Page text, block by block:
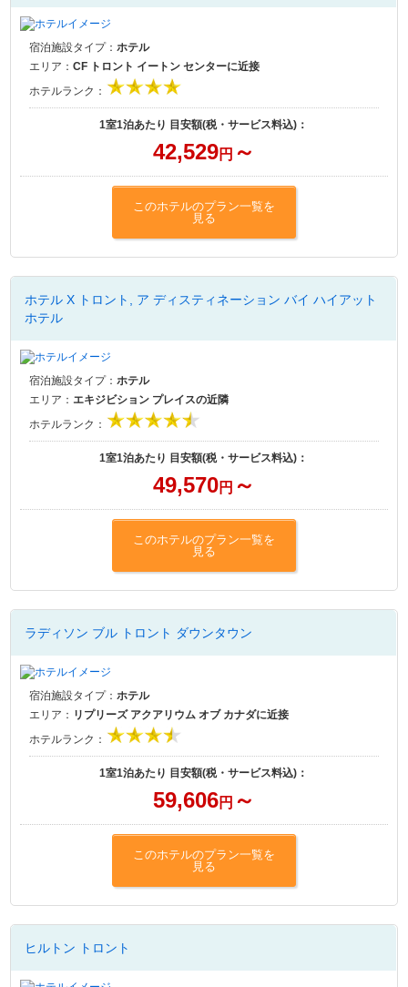
宿泊施設タイプ：ホテル
エリア：CF トロント イートン センターに近接
ホテルランク：
1室1泊あたり 目安額(税・サービス料込)：
42,529円 ～
このホテルのプラン一覧を
見る
ホテル X トロント, ア ディスティネーション バイ ハイアット
ホテル
宿泊施設タイプ：ホテル
エリア： エキジビション プレイスの近隣
ホテルランク：
1室1泊あたり 目安額(税・サービス料込)：
49,570円 ～
このホテルのプラン一覧を
見る
ラディソン ブル トロント ダウンタウン
宿泊施設タイプ：ホテル
エリア： リプリーズ アクアリウム オブ カナダに近接
ホテルランク：
1室1泊あたり 目安額(税・サービス料込)：
59,606円 ～
このホテルのプラン一覧を
見る
ヒルトン トロント